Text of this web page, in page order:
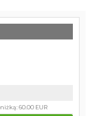
60.00 EUR